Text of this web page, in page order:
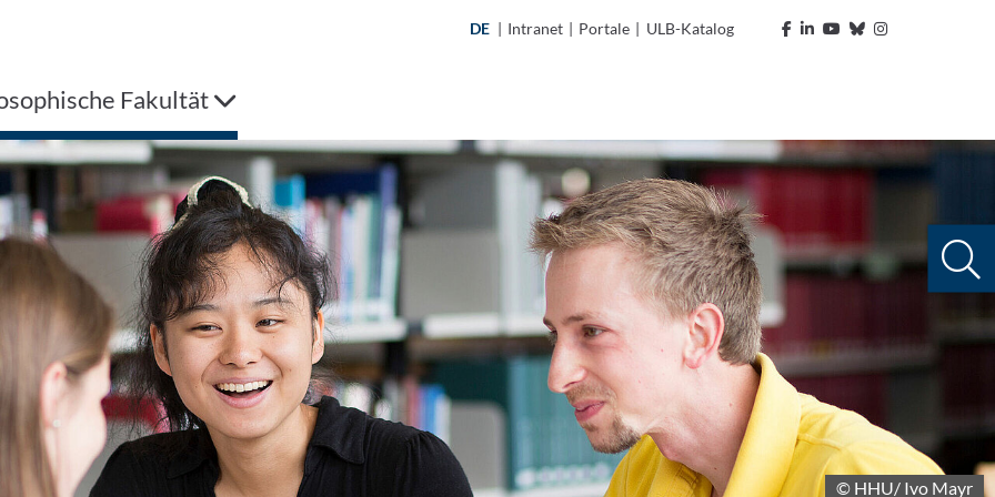
DE | Intranet | Portale | ULB-Katalog
Fakultät
© HHU/ Ivo Mayr